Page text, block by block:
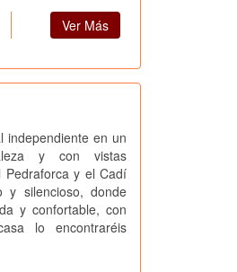
Ver Más
independiente en un
y con vistas
Pedraforca y el Cadí
y silencioso, donde
y confortable, con
lo encontraréis